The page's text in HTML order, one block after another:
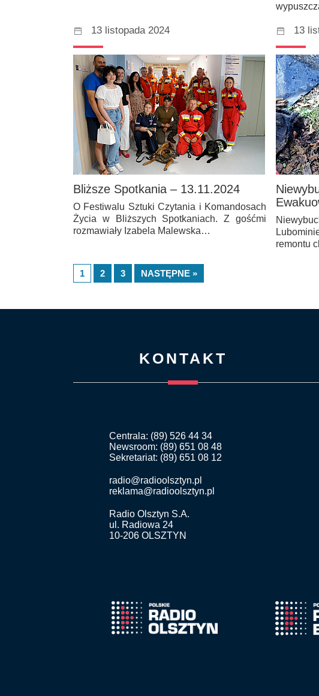
13 listopada 2024
Bliższe Spotkania – 13.11.2024
O Festiwalu Sztuki Czytania i Komandosach
Życia w Bliższych Spotkaniach. Z gośćmi
rozmawiały Izabela Malewska…
13
remontu
1 2 3 NASTĘPNE »
KONTAKT
Centrala: (89) 526 44 34
Newsroom: (89) 651 08 48
Sekretariat: (89) 651 08 12
radio@radioolsztyn.pl
reklama@radioolsztyn.pl
Radio Olsztyn S.A.
ul. Radiowa 24
10-206 OLSZTYN